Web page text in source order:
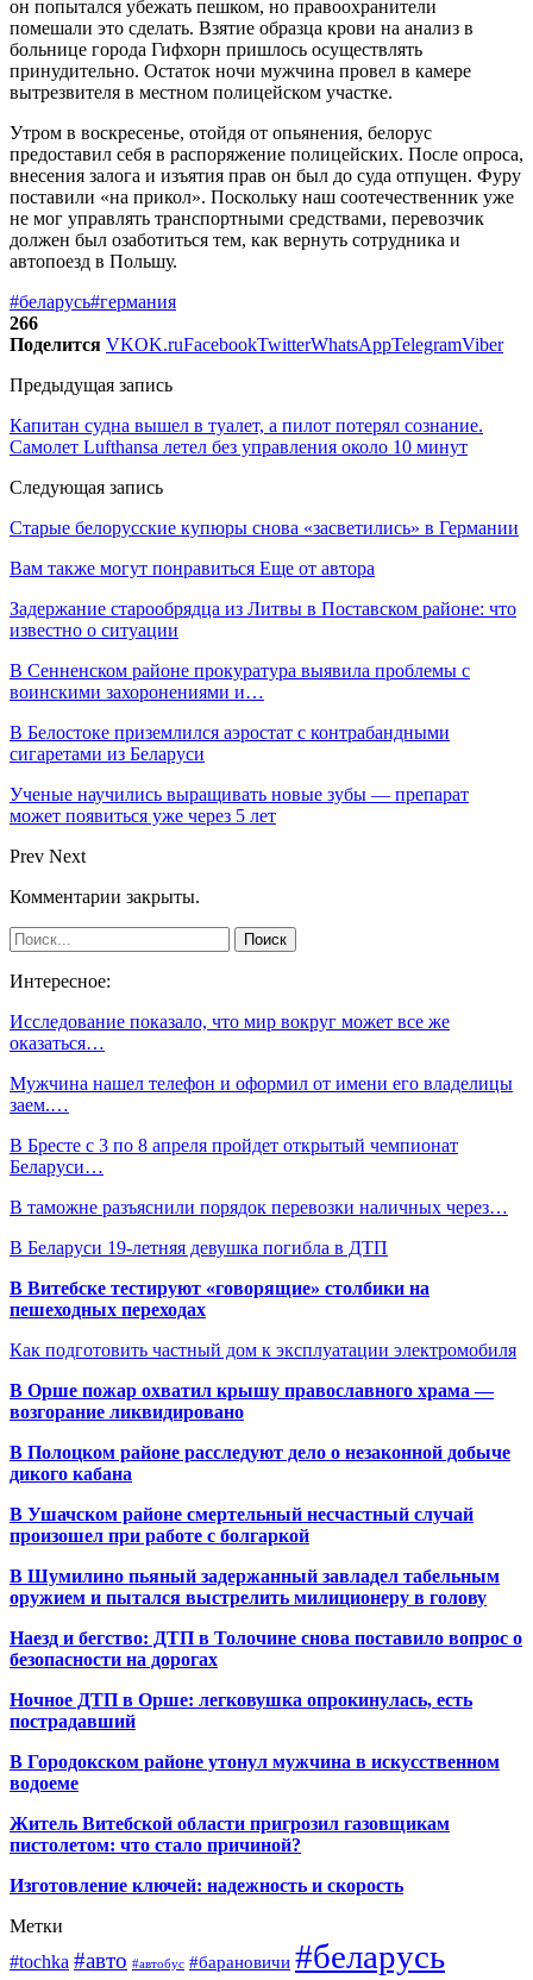
он попытался убежать пешком, но правоохранители
помешали это сделать. Взятие образца крови на анализ в
больнице города Гифхорн пришлось осуществлять
принудительно. Остаток ночи мужчина провел в камере
вытрезвителя в местном полицейском участке.
Утром в воскресенье, отойдя от опьянения, белорус
предоставил себя в распоряжение полицейских. После опроса,
внесения залога и изъятия прав он был до суда отпущен. Фуру
поставили «на прикол». Поскольку наш соотечественник уже
не мог управлять транспортными средствами, перевозчик
должен был озаботиться тем, как вернуть сотрудника и
автопоезд в Польшу.
#беларусь#германия
266
Поделится VKOK.ruFacebookTwitterWhatsAppTelegramViber
Предыдущая запись
Капитан судна вышел в туалет, а пилот потерял сознание.
Самолет Lufthansa летел без управления около 10 минут
Следующая запись
Старые белорусские купюры снова «засветились» в Германии
Вам также могут понравиться Еще от автора
Задержание старообрядца из Литвы в Поставском районе: что
известно о ситуации
В Сенненском районе прокуратура выявила проблемы с
воинскими захоронениями и…
В Белостоке приземлился аэростат с контрабандными
сигаретами из Беларуси
Ученые научились выращивать новые зубы — препарат
может появиться уже через 5 лет
Prev Next
Комментарии закрыты.
Интересное:
Исследование показало, что мир вокруг может все же
оказаться…
Мужчина нашел телефон и оформил от имени его владелицы
заем.…
В Бресте с 3 по 8 апреля пройдет открытый чемпионат
Беларуси…
В таможне разъяснили порядок перевозки наличных через…
В Беларуси 19-летняя девушка погибла в ДТП
В Витебске тестируют «говорящие» столбики на
пешеходных переходах
Как подготовить частный дом к эксплуатации электромобиля
В Орше пожар охватил крышу православного храма —
возгорание ликвидировано
В Полоцком районе расследуют дело о незаконной добыче
дикого кабана
В Ушачском районе смертельный несчастный случай
произошел при работе с болгаркой
В Шумилино пьяный задержанный завладел табельным
оружием и пытался выстрелить милиционеру в голову
Наезд и бегство: ДТП в Толочине снова поставило вопрос о
безопасности на дорогах
Ночное ДТП в Орше: легковушка опрокинулась, есть
пострадавший
В Городокском районе утонул мужчина в искусственном
водоеме
Житель Витебской области пригрозил газовщикам
пистолетом: что стало причиной?
Изготовление ключей: надежность и скорость
Метки
#tochka #авто #автобус #барановичи #беларусь